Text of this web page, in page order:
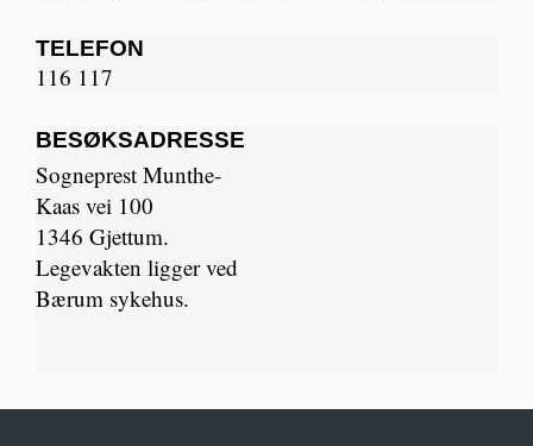
TELEFON
116 117
BESØKSADRESSE
Sogneprest Munthe-
Kaas vei 100
1346 Gjettum.
Legevakten ligger ved
Bærum sykehus.